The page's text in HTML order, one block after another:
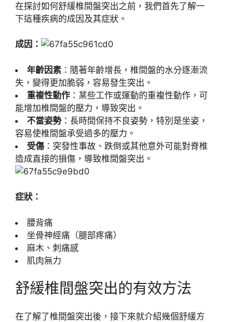
在探討如何舒緩椎間盤突出之前，我們首先了解一
下這種疾病的成因及其症狀。
成因：
年齡因素 ：隨著年齡增長，椎間盤的水分逐漸流
失，變得更加脆弱，容易發生突出。
重複性動作 ：某些工作或運動的重複性動作，可
能增加椎間盤的壓力，導致突出。
不當姿勢：長時間保持不良姿勢，特別是坐姿，
容易使椎間盤承受過多的壓力。
受傷 ：突發性事故、跌倒或其他意外可能對脊椎
造成直接的損傷，導致椎間盤突出。
症狀：
腰背痛
坐骨神經痛（腿部疼痛）
麻木、刺痛感
肌肉無力
舒緩椎間盤突出的有效方法
在了解了椎間盤突出後，接下來就介紹幾個舒緩方